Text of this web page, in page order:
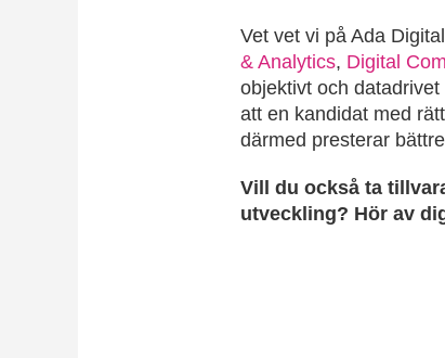
Vet vet vi på Ada
& Analytics, Digital
objektivt och
att en kandidat med
därmed presterar
Vill du också ta
utveckling? Hör av